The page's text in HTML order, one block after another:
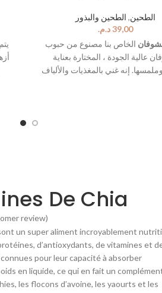
الطحين, الطحين والبذور
د.م.
الخاص بنا مصنوع من حبوب
عالية الجودة ، المختارة بعناية
إنه غني بالمغذيات والألياف
De Chia
review)
un super aliment incroyablement
d’antioxydants, de vitamines et
pour leur capacité à absorber
en liquide, ce qui en fait un
les flocons d’avoine, les yaourts et les